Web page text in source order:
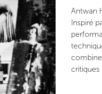
Antwan
Inspiré
critiques